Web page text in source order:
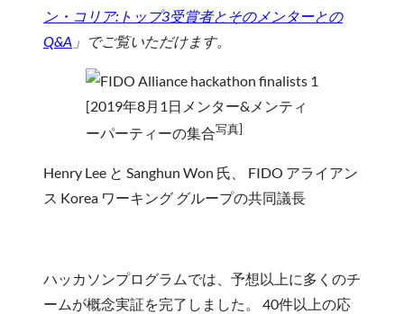
ン・コリア:トップ3受賞者とそのメンターとの
Q&A 」でご覧いただけます。
[2019年8月1日メンター&メンティ
ーパーティーの集合写真]
Henry Lee と Sanghun Won 氏、 FIDO アライアン
ス Korea ワーキング グループの共同議長
ハッカソンプログラムでは、予想以上に多くのチ
ームが概念実証を完了しました。 40件以上の応